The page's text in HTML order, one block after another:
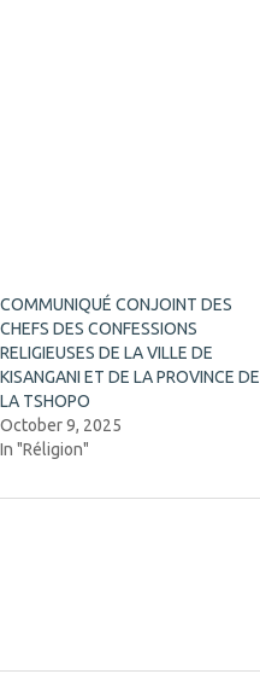
COMMUNIQUÉ CONJOINT DES
CHEFS DES CONFESSIONS
RELIGIEUSES DE LA VILLE DE
KISANGANI ET DE LA PROVINCE DE
LA TSHOPO
October 9, 2025
In "Réligion"